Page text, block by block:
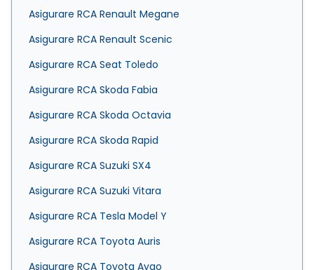
Asigurare RCA Renault Megane
Asigurare RCA Renault Scenic
Asigurare RCA Seat Toledo
Asigurare RCA Skoda Fabia
Asigurare RCA Skoda Octavia
Asigurare RCA Skoda Rapid
Asigurare RCA Suzuki SX4
Asigurare RCA Suzuki Vitara
Asigurare RCA Tesla Model Y
Asigurare RCA Toyota Auris
Asigurare RCA Toyota Aygo